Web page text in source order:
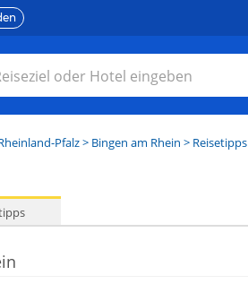
Pfalz> Bingen am Rhein > Reisetipps